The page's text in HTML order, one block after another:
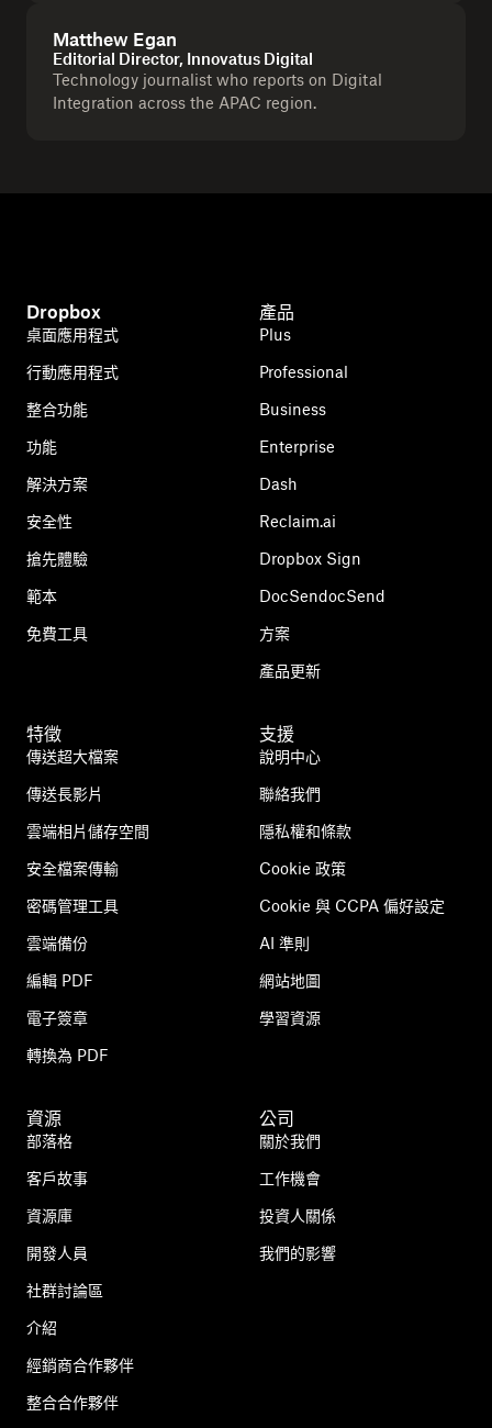
Matthew Egan
Editorial Director, Innovatus Digital
Technology journalist who reports on Digital
Integration across the APAC region.
Dropbox
桌面應用程式
行動應用程式
整合功能
功能
解決方案
安全性
搶先體驗
範本
免費工具
產品
Plus
Professional
Business
Enterprise
Dash
Reclaim.ai
Dropbox Sign
DocSendocSend
方案
產品更新
特徵
傳送超大檔案
傳送長影片
雲端相片儲存空間
安全檔案傳輸
密碼管理工具
雲端備份
編輯 PDF
電子簽章
轉換為 PDF
支援
說明中心
聯絡我們
隱私權和條款
Cookie 政策
Cookie 與 CCPA 偏好設定
AI 準則
網站地圖
學習資源
資源
部落格
客戶故事
資源庫
開發人員
社群討論區
介紹
經銷商合作夥伴
整合合作夥伴
公司
關於我們
工作機會
投資人關係
我們的影響